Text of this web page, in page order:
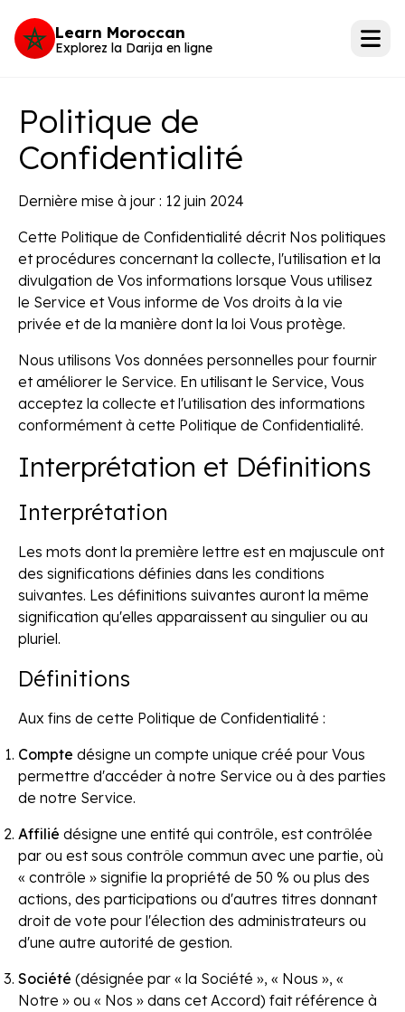
Learn Moroccan
Explorez la Darija en ligne
Politique de
Confidentialité
Dernière mise à jour : 12 juin 2024
Cette Politique de Confidentialité décrit Nos politiques
et procédures concernant la collecte, l'utilisation et la
divulgation de Vos informations lorsque Vous utilisez
le Service et Vous informe de Vos droits à la vie
privée et de la manière dont la loi Vous protège.
Nous utilisons Vos données personnelles pour fournir
et améliorer le Service. En utilisant le Service, Vous
acceptez la collecte et l'utilisation des informations
conformément à cette Politique de Confidentialité.
Interprétation et Définitions
Interprétation
Les mots dont la première lettre est en majuscule ont
des significations définies dans les conditions
suivantes. Les définitions suivantes auront la même
signification qu'elles apparaissent au singulier ou au
pluriel.
Définitions
Aux fins de cette Politique de Confidentialité :
Compte désigne un compte unique créé pour Vous
permettre d'accéder à notre Service ou à des parties
de notre Service.
Affilié désigne une entité qui contrôle, est contrôlée
par ou est sous contrôle commun avec une partie, où
« contrôle » signifie la propriété de 50 % ou plus des
actions, des participations ou d'autres titres donnant
droit de vote pour l'élection des administrateurs ou
d'une autre autorité de gestion.
Société (désignée par « la Société », « Nous », «
Notre » ou « Nos » dans cet Accord) fait référence à